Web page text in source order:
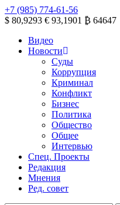
+7 (985) 774-61-56
$ 80,9293 € 93,1901 ₿ 64647
Видео
Новости
Суды
Коррупция
Криминал
Конфликт
Бизнес
Политика
Общество
Общее
Интервью
Спец. Проекты
Редакция
Мнения
Ред. совет